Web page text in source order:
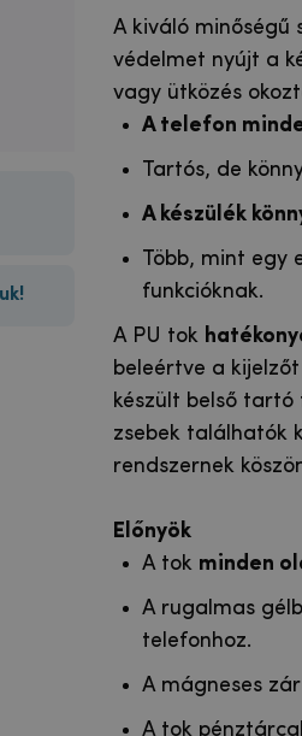
A kiváló minőségű
védelmet nyújt a
vagy ütközés
A telefon
Tartós, de
A készülék
Több, mint egy
funkcióknak.
A PU tok
beleértve a
készült belső tartó
zsebek találhatók
rendszernek
Előnyök
A tok minden
A rugalmas
telefonhoz.
A mágneses zár
A tok